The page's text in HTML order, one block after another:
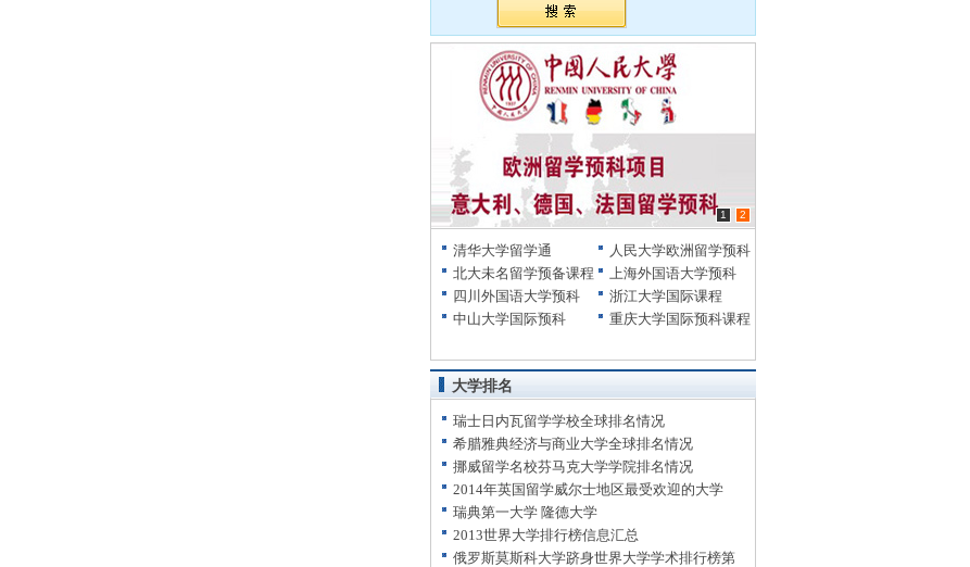
1 2
清华大学留学通
人民大学欧洲留学预科
北大未名留学预备课程
上海外国语大学预科
四川外国语大学预科
浙江大学国际课程
中山大学国际预科
重庆大学国际预科课程
大学排名
瑞士日内瓦留学学校全球排名情况
希腊雅典经济与商业大学全球排名情况
挪威留学名校芬马克大学学院排名情况
2014年英国留学威尔士地区最受欢迎的大学
瑞典第一大学 隆德大学
2013世界大学排行榜信息汇总
俄罗斯莫斯科大学跻身世界大学学术排行榜第